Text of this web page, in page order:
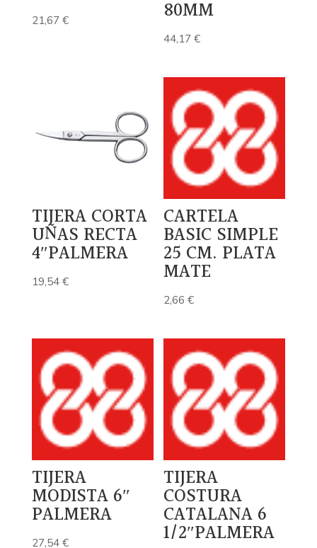
21,67€ 80MM
44,17€
TIJERA CORTA
UÑAS RECTA
4″PALMERA
19,54€
CARTELA
BASIC SIMPLE
25 CM. PLATA
MATE
2,66€
TIJERA
MODISTA 6″
PALMERA
27,54€
TIJERA
COSTURA
CATALANA 6
1/2″PALMERA